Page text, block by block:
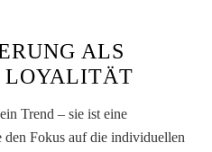
ALS
LOYALITÄT
Trend – sie ist eine
Fokus auf die individuellen